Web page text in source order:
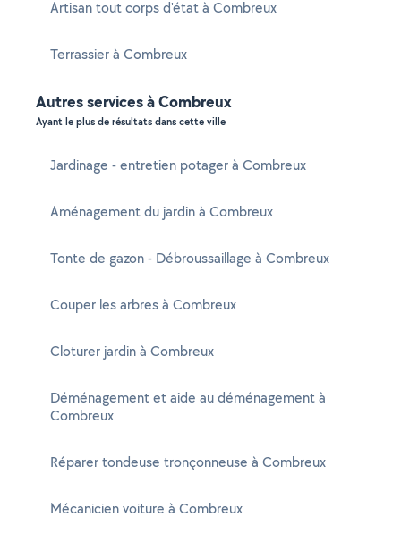
Artisan tout corps d'état à Combreux
Terrassier à Combreux
Autres services à Combreux
Ayant le plus de résultats dans cette ville
Jardinage - entretien potager à Combreux
Aménagement du jardin à Combreux
Tonte de gazon - Débroussaillage à Combreux
Couper les arbres à Combreux
Cloturer jardin à Combreux
Déménagement et aide au déménagement à
Combreux
Réparer tondeuse tronçonneuse à Combreux
Mécanicien voiture à Combreux